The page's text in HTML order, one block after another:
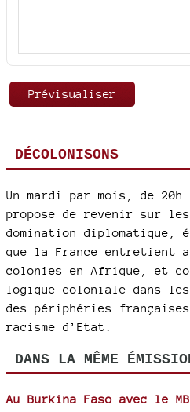
DÉCOLONISONS
Un mardi par mois, de 20h
propose de revenir sur
domination diplomatique,
que la France entretient
colonies en Afrique, et
logique coloniale dans
des périphéries
racisme d’Etat.
DANS LA MÊME
Au Burkina Faso avec le